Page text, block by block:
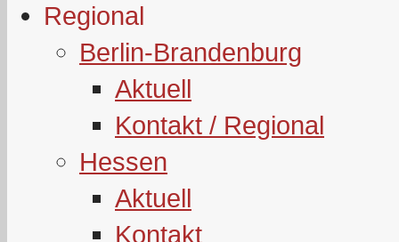
Regional
Berlin-Brandenburg
Aktuell
Kontakt / Regional
Hessen
Aktuell
Kontakt